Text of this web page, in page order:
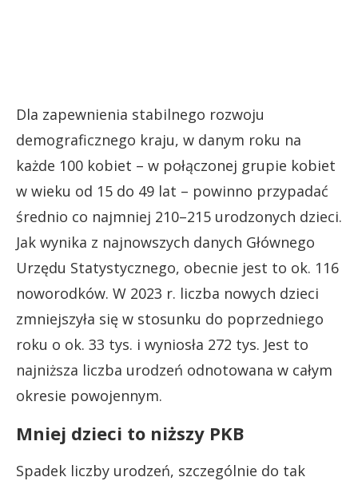
Dla zapewnienia stabilnego rozwoju
demograficznego kraju, w danym roku na
każde 100 kobiet – w połączonej grupie kobiet
w wieku od 15 do 49 lat – powinno przypadać
średnio co najmniej 210–215 urodzonych dzieci.
Jak wynika z najnowszych danych Głównego
Urzędu Statystycznego, obecnie jest to ok. 116
noworodków. W 2023 r. liczba nowych dzieci
zmniejszyła się w stosunku do poprzedniego
roku o ok. 33 tys. i wyniosła 272 tys. Jest to
najniższa liczba urodzeń odnotowana w całym
okresie powojennym.
Mniej dzieci to niższy PKB
Spadek liczby urodzeń, szczególnie do tak